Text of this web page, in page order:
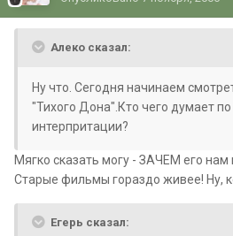
Алеко сказал:
Ну что. Сегодня начинаем
"Тихого Дона".Кто чего думает
интерпритации?
Мягко сказать могу - ЗАЧЕМ его нам
Старые фильмы гораздо живее! Ну,
Егерь сказал: